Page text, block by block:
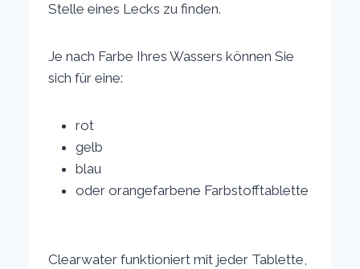
Stelle eines Lecks zu finden.
Je nach Farbe Ihres Wassers können Sie
sich für eine:
rot
gelb
blau
oder orangefarbene Farbstofftablette
Clearwater funktioniert mit jeder Tablette,